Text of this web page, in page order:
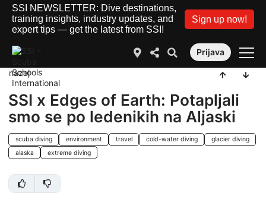
SSI NEWSLETTER: Dive destinations,
training insights, industry updates, and
expert tips — get the latest from SSI!
Sign up now!
Prijava
nazaj
SSI x Edges of Earth: Potapljali
smo se po ledenikih na Aljaski
scuba diving environment travel cold-water diving
glacier diving
alaska
extreme diving